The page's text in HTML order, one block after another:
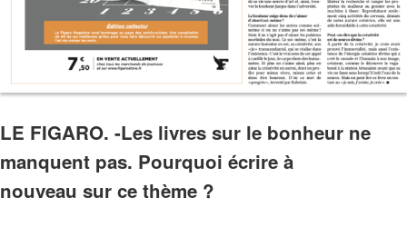
LE FIGARO. -Les livres sur le bonheur ne
manquent pas. Pourquoi écrire à
nouveau sur ce thème ?